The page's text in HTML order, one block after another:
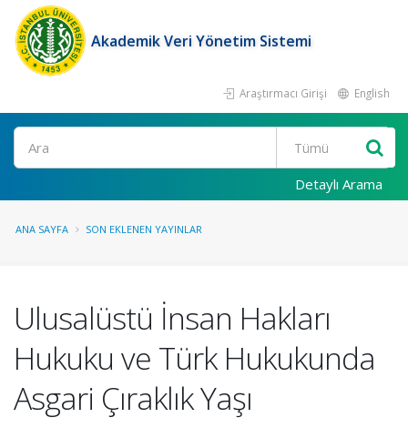
Akademik Veri Yönetim Sistemi
Araştırmacı Girişi English
Ara
Detaylı Arama
ANA SAYFA SON EKLENEN YAYINLAR
Ulusalüstü İnsan Hakları
Hukuku ve Türk Hukukunda
Asgari Çıraklık Yaşı